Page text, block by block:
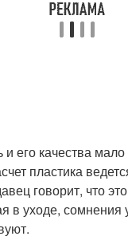
его качества
пластика
говорит, что
в уходе, сомнения